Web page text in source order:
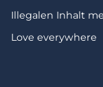
Illegalen Inhalt
Love everywhere